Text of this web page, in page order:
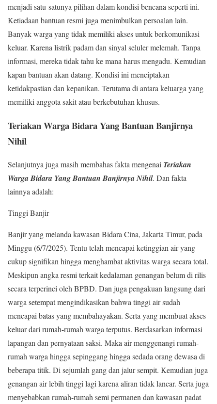
menjadi satu-satunya pilihan dalam kondisi bencana seperti ini.
Ketiadaan bantuan resmi juga menimbulkan persoalan lain.
Banyak warga yang tidak memiliki akses untuk berkomunikasi
keluar. Karena listrik padam dan sinyal seluler melemah. Tanpa
informasi, mereka tidak tahu ke mana harus mengadu. Kemudian
kapan bantuan akan datang. Kondisi ini menciptakan
ketidakpastian dan kepanikan. Terutama di antara keluarga yang
memiliki anggota sakit atau berkebutuhan khusus.
Teriakan Warga Bidara Yang Bantuan Banjirnya
Nihil
Selanjutnya juga masih membahas fakta mengenai Teriakan
Warga Bidara Yang Bantuan Banjirnya Nihil. Dan fakta
lainnya adalah:
Tinggi Banjir
Banjir yang melanda kawasan Bidara Cina, Jakarta Timur, pada
Minggu (6/7/2025). Tentu telah mencapai ketinggian air yang
cukup signifikan hingga menghambat aktivitas warga secara total.
Meskipun angka resmi terkait kedalaman genangan belum di rilis
secara terperinci oleh BPBD. Dan juga pengakuan langsung dari
warga setempat mengindikasikan bahwa tinggi air sudah
mencapai batas yang membahayakan. Serta yang membuat akses
keluar dari rumah-rumah warga terputus. Berdasarkan informasi
lapangan dan pernyataan saksi. Maka air menggenangi rumah-
rumah warga hingga sepinggang hingga sedada orang dewasa di
beberapa titik. Di sejumlah gang dan jalur sempit. Kemudian juga
genangan air lebih tinggi lagi karena aliran tidak lancar. Serta juga
menyebabkan rumah-rumah semi permanen dan kawasan padat